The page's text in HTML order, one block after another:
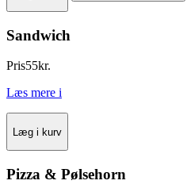
Sandwich
Pris55kr.
Læs mere i
Læg i kurv
Pizza & Pølsehorn